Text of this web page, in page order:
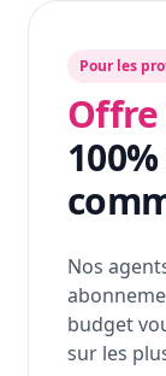
Pour les
Nos
budget
sur les